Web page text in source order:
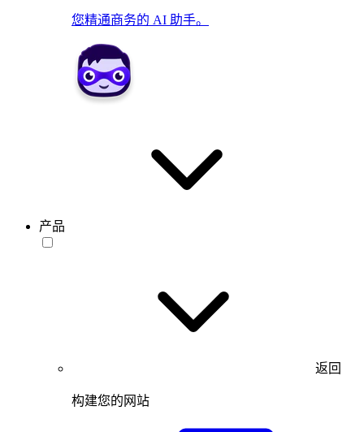
您精通商务的 AI 助手。
产品
返回
构建您的网站